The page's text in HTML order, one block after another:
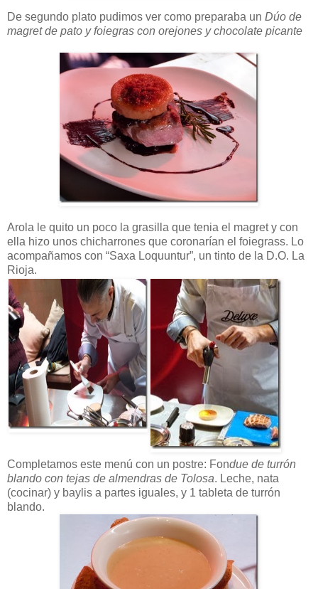
De segundo plato pudimos ver como preparaba un Dúo de
magret de pato y foiegras con orejones y chocolate picante
Arola le quito un poco la grasilla que tenia el magret y con
ella hizo unos chicharrones que coronarían el foiegrass. Lo
acompañamos con “Saxa Loquuntur”, un tinto de la D.O. La
Rioja.
Completamos este menú con un postre: Fondue de turrón
blando con tejas de almendras de Tolosa. Leche, nata
(cocinar) y baylis a partes iguales, y 1 tableta de turrón
blando.